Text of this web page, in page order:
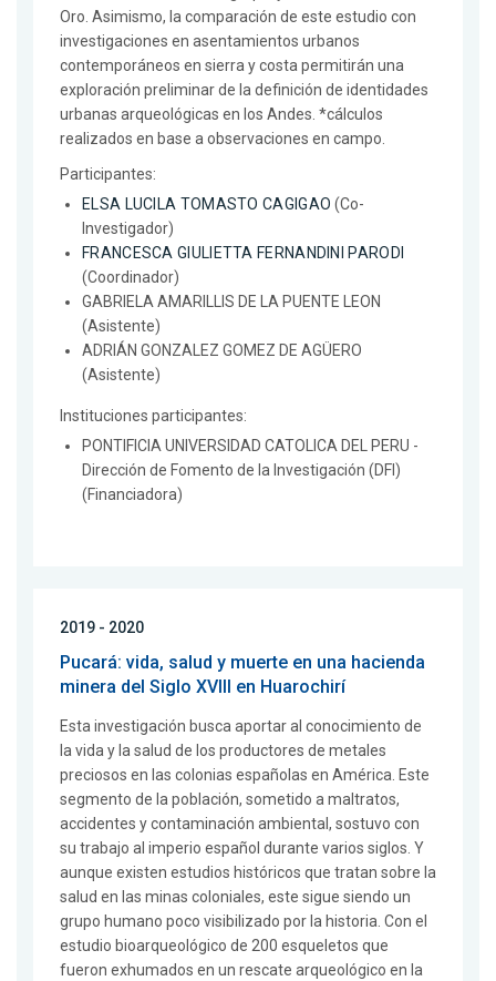
Oro. Asimismo, la comparación de este estudio con
investigaciones en asentamientos urbanos
contemporáneos en sierra y costa permitirán una
exploración preliminar de la definición de identidades
urbanas arqueológicas en los Andes. *cálculos
realizados en base a observaciones en campo.
Participantes:
ELSA LUCILA TOMASTO CAGIGAO (Co-
Investigador)
FRANCESCA GIULIETTA FERNANDINI PARODI
(Coordinador)
GABRIELA AMARILLIS DE LA PUENTE LEON
(Asistente)
ADRIÁN GONZALEZ GOMEZ DE AGÜERO
(Asistente)
Instituciones participantes:
PONTIFICIA UNIVERSIDAD CATOLICA DEL PERU -
Dirección de Fomento de la Investigación (DFI)
(Financiadora)
2019 - 2020
Pucará: vida, salud y muerte en una hacienda
minera del Siglo XVIII en Huarochirí
Esta investigación busca aportar al conocimiento de
la vida y la salud de los productores de metales
preciosos en las colonias españolas en América. Este
segmento de la población, sometido a maltratos,
accidentes y contaminación ambiental, sostuvo con
su trabajo al imperio español durante varios siglos. Y
aunque existen estudios históricos que tratan sobre la
salud en las minas coloniales, este sigue siendo un
grupo humano poco visibilizado por la historia. Con el
estudio bioarqueológico de 200 esqueletos que
fueron exhumados en un rescate arqueológico en la